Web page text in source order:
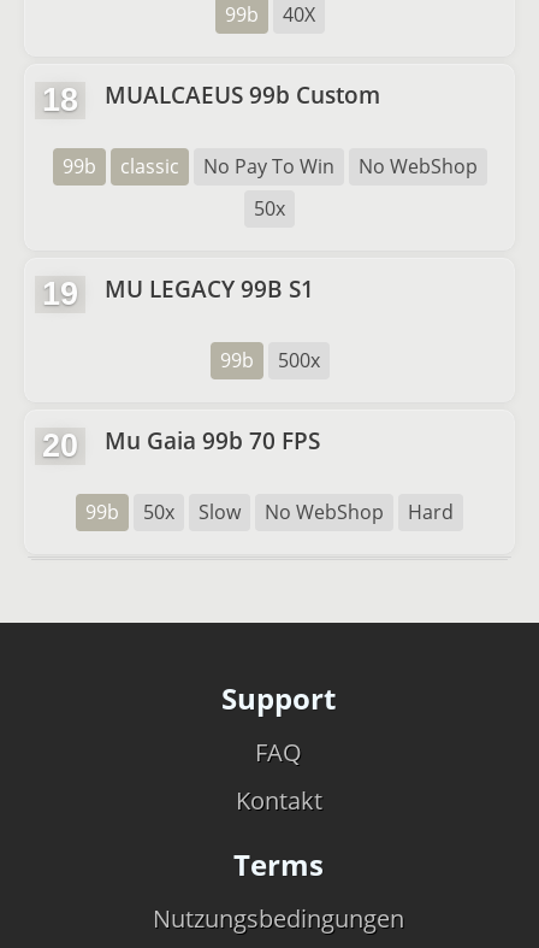
99b 40X
18 MUALCAEUS 99b Custom
99b classic No Pay To Win
No WebShop
50x
19 MU LEGACY 99B S1
99b 500x
20 Mu Gaia 99b 70 FPS
99b 50x Slow No WebShop Hard
Support
FAQ
Kontakt
Terms
Nutzungsbedingungen